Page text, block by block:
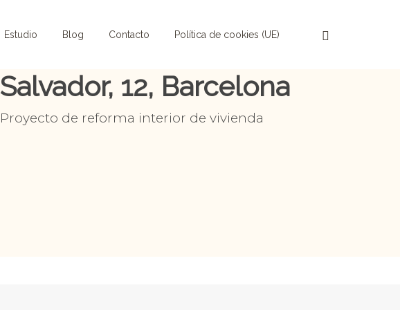
Estudio Blog Contacto Política de cookies (UE)
Salvador, 12, Barcelona
Proyecto de reforma interior de vivienda